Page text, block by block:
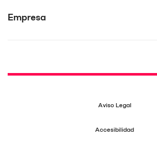
Empresa
Aviso Legal
Accesibilidad